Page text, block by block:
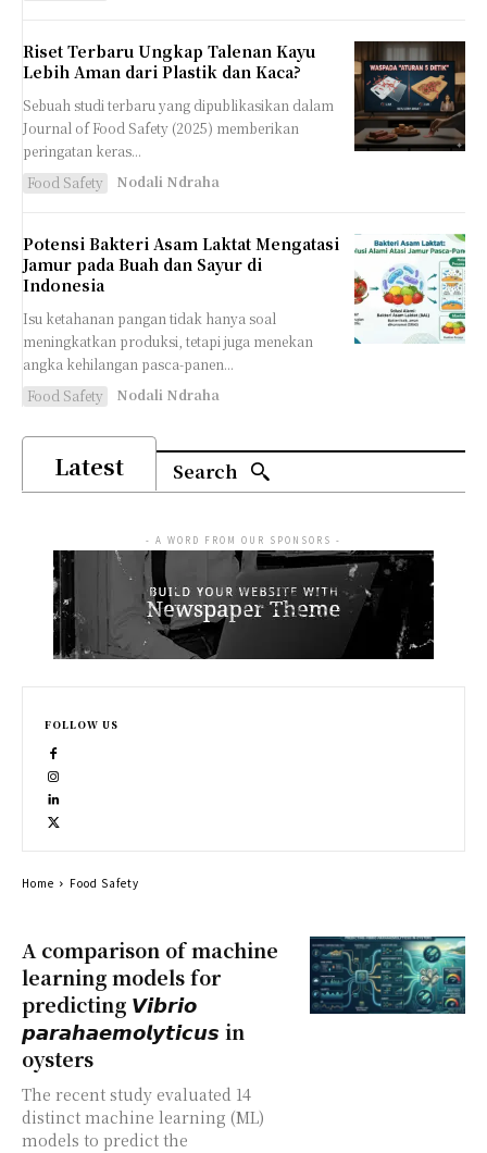
Riset Terbaru Ungkap Talenan Kayu
Lebih Aman dari Plastik dan Kaca?
Sebuah studi terbaru yang dipublikasikan dalam
Journal of Food Safety (2025) memberikan
peringatan keras...
Food Safety
Nodali Ndraha
Potensi Bakteri Asam Laktat Mengatasi
Jamur pada Buah dan Sayur di
Indonesia
Isu ketahanan pangan tidak hanya soal
meningkatkan produksi, tetapi juga menekan
angka kehilangan pasca-panen...
Food Safety
Nodali Ndraha
Latest Search
A comparison of machine
learning models for
predicting 𝙑𝙞𝙗𝙧𝙞𝙤
𝙥𝙖𝙧𝙖𝙝𝙖𝙚𝙢𝙤𝙡𝙮𝙩𝙞𝙘𝙪𝙨 in
oysters
The recent study evaluated 14
distinct machine learning (ML)
models to predict the
- A WORD FROM OUR SPONSORS -
FOLLOW US
Home Food Safety